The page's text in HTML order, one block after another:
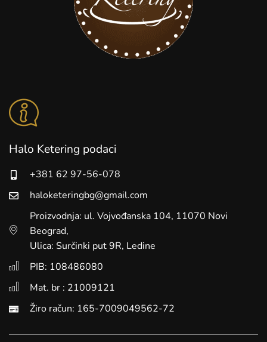
Halo Ketering podaci
+381 62 97-56-078
haloketeringbg@gmail.com
Proizvodnja: ul. Vojvođanska 104, 11070 Novi
Beograd,
Ulica: Surčinki put 9R, Ledine
PIB: 108486080
Mat. br : 21009121
Žiro račun: 165-7009049562-72